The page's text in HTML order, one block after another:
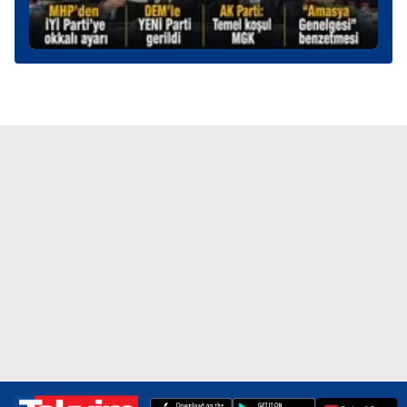
kullanılmaktadır. Diğer çerezler, sitemizin daha işlevsel
kılınması ve kişiselleştirilmesi ve sizlere yönelik
reklam/pazarlama faaliyetlerinin yapılması, amaçlarıyla